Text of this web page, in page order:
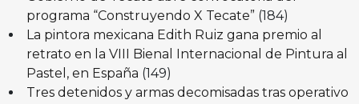
programa “Construyendo X Tecate” (184)
La pintora mexicana Edith Ruiz gana premio al
retrato en la VIII Bienal Internacional de Pintura al
Pastel, en España (149)
Tres detenidos y armas decomisadas tras operativo